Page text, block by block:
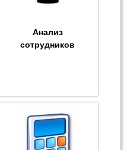
Анализ
сотрудников